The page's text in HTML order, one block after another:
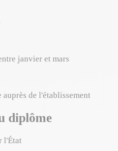
janvier et mars
de l'établissement
diplôme
l'État